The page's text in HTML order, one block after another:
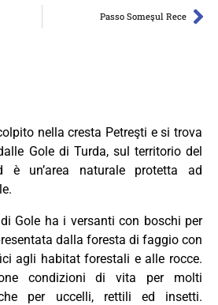
Passo Someşul Rece
nella cresta Petreşti e si trova
Gole di Turda, sul territorio del
è un’area naturale protetta ad
Gole ha i versanti con boschi per
dalla foresta di faggio con
agli habitat forestali e alle rocce.
condizioni di vita per molti
per uccelli, rettili ed insetti.